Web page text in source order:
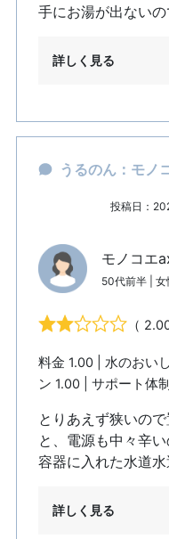
手にお湯が出ないの
詳しく見る
うるのん：モノ
投稿日：
モノコエ
50代前半 |
（
料金 1.00 | 水のおい
ン 1.00 | サポート体
とりあえず狭いの
と、電源も中々辛
容器に入れた水道
詳しく見る